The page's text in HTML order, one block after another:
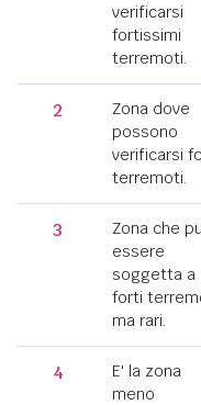
verificarsi
fortissimi
terremoti.
2
Zona dove
possono
verificarsi
terremoti.
3
Zona che
essere
soggetta a
forti
ma rari.
4
E' la zona
meno